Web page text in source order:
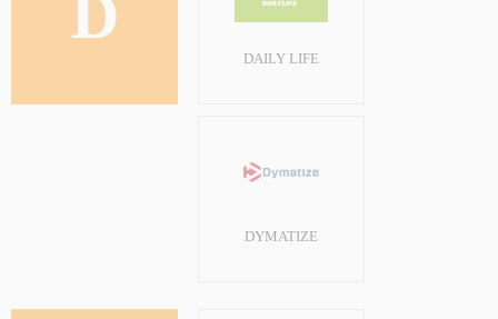
D
DAILY LIFE
DYMATIZE